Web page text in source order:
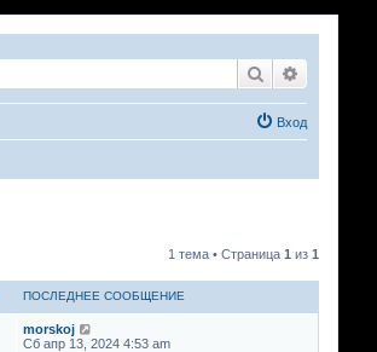
Поиск
Вход
1 тема • Страница 1 из 1
ПОСЛЕДНЕЕ СООБЩЕНИЕ
morskoj
Сб апр 13, 2024 4:53 am